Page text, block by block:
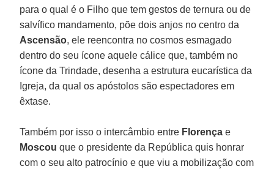
para o qual é o Filho que tem gestos de ternura ou de
salvífico mandamento, põe dois anjos no centro da
Ascensão, ele reencontra no cosmos esmagado
dentro do seu ícone aquele cálice que, também no
ícone da Trindade, desenha a estrutura eucarística da
Igreja, da qual os apóstolos são espectadores em
êxtase.
Também por isso o intercâmbio entre Florençae
Moscouque o presidente da República quis honrar
com o seu alto patrocínio e que viu a mobilização com